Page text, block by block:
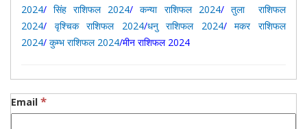
2024/सिंह राशिफल 2024/कन्या राशिफल 2024/ तुला राशिफल
2024/ वृश्चिक राशिफल 2024/धनु राशिफल 2024/मकर राशिफल
2024/ कुम्भ राशिफल 2024/मीन राशिफल 2024
Email *